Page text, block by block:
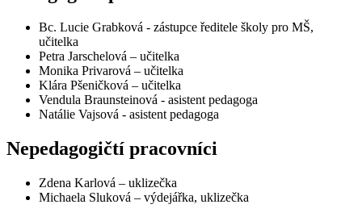
Bc. Lucie Grabková - zástupce ředitele školy pro MŠ,
učitelka
Petra Jarschelová – učitelka
Monika Privarová – učitelka
Klára Pšeničková – učitelka
Vendula Braunsteinová - asistent pedagoga
Natálie Vajsová - asistent pedagoga
Nepedagogičtí pracovníci
Zdena Karlová – uklizečka
Michaela Sluková – výdejářka, uklizečka